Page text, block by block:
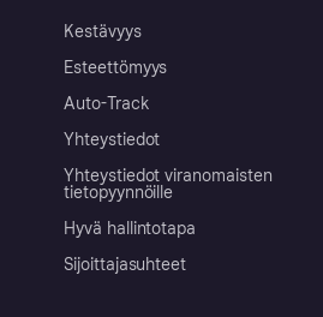
Kestävyys
Esteettömyys
Auto-Track
Yhteystiedot
Yhteystiedot viranomaisten
tietopyynnöille
Hyvä hallintotapa
Sijoittajasuhteet